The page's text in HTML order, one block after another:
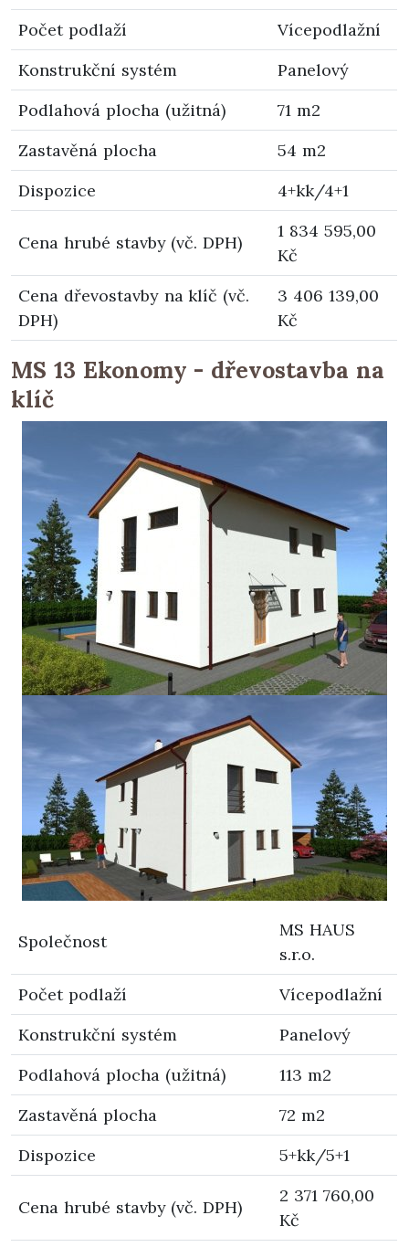
Počet podlaží
Vícepodlažní
Konstrukční systém
Panelový
Podlahová plocha (užitná)
71 m2
Zastavěná plocha
54 m2
Dispozice
4+kk/4+1
Cena hrubé stavby (vč. DPH)
1 834 595,00
Kč
Cena dřevostavby na klíč (vč.
DPH)
3 406 139,00
Kč
MS 13 Ekonomy - dřevostavba na
klíč
Společnost
MS HAUS
s.r.o.
Počet podlaží
Vícepodlažní
Konstrukční systém
Panelový
Podlahová plocha (užitná)
113 m2
Zastavěná plocha
72 m2
Dispozice
5+kk/5+1
Cena hrubé stavby (vč. DPH)
2 371 760,00
Kč